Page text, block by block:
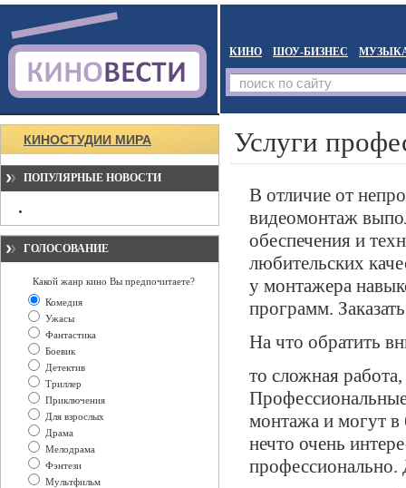
КИНО ШОУ-БИЗНЕС
КИНОСТУДИИ МИРА
ПОПУЛЯРНЫЕ НОВОСТИ
ГОЛОСОВАНИЕ
Какой жанр кино Вы предпочитаете?
Комедия
Ужасы
Фантастика
Боевик
Детектив
Триллер
Приключения
Для взрослых
Драма
Мелодрама
Фэнтези
Мультфильм
Услуги
В отличие от
видеомонтаж
обеспечения и
любительских
у монтажера
программ.
На что обратить
то сложная
монтажа и могут в
нечто очень